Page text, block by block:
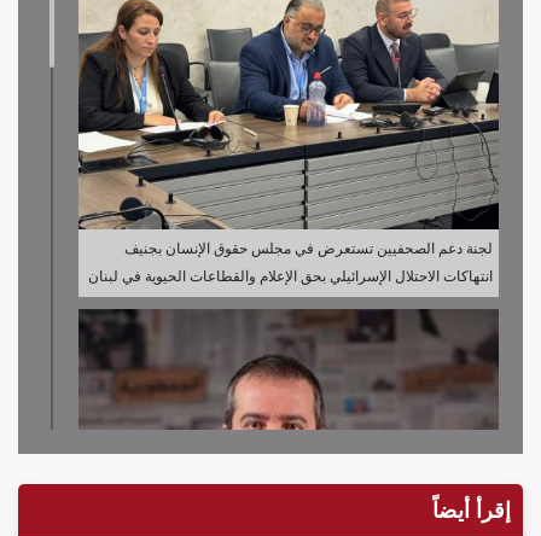
لجنة دعم الصحفيين تستعرض في مجلس حقوق الإنسان بجنيف
انتهاكات الاحتلال الإسرائيلي بحق الإعلام والقطاعات الحيوية في لبنان
إقرأ أيضاً